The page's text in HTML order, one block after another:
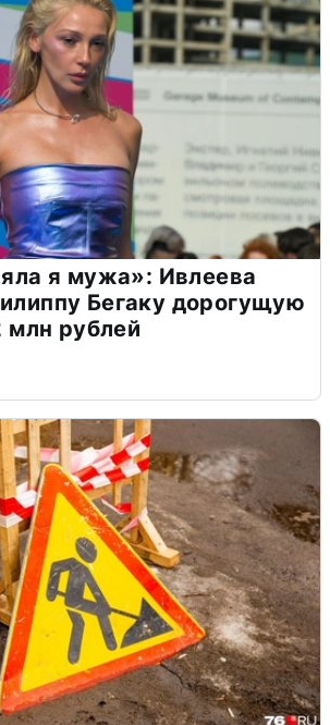
я мужа»: Ивлеева
Бегаку дорогущую
млн рублей